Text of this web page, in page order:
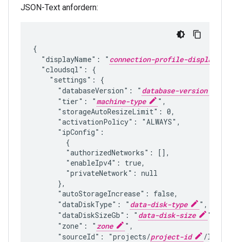
JSON-Text anfordern:
{
  "displayName": "
connection-profile-display-
  "cloudsql": {
    "settings": {
      "databaseVersion": "
database-version
      "tier": "
machine-type
",
      "storageAutoResizeLimit": 0,
      "activationPolicy": "ALWAYS",
      "ipConfig":
        {
        "authorizedNetworks": [],
        "enableIpv4": true,
        "privateNetwork": null
      },
      "autoStorageIncrease": false,
      "dataDiskType": "
data-disk-type
",
      "dataDiskSizeGb": "
data-disk-size
",
      "zone": "
zone
",
      "sourceId": "projects/
project-id
/